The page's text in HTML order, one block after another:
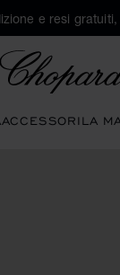
e resi
ACCESSORILA